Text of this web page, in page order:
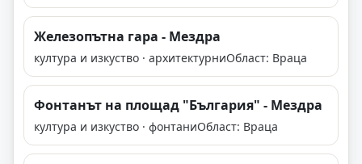
Железопътна гара - Мездра
култура и изкуство · архитектурниОбласт: Враца
Фонтанът на площад "България" - Мездра
култура и изкуство · фонтаниОбласт: Враца